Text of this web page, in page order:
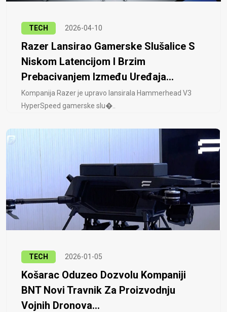
TECH 2026-04-10
Razer Lansirao Gamerske Slušalice S
Niskom Latencijom I Brzim
Prebacivanjem Između Uređaja...
Kompanija Razer je upravo lansirala Hammerhead V3
HyperSpeed ​​gamerske slu�..
TECH 2026-01-05
Košarac Oduzeo Dozvolu Kompaniji
BNT Novi Travnik Za Proizvodnju
Vojnih Dronova...